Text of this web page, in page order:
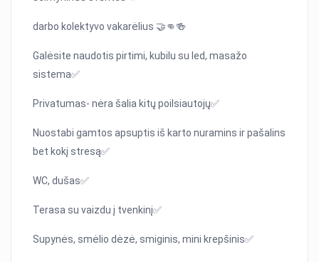
darbo kolektyvo vakarėlius 🤝👊🍻
Galėsite naudotis pirtimi, kubilu su led, masažo
sistema✅
Privatumas- nėra šalia kitų poilsiautojų✅
Nuostabi gamtos apsuptis iš karto nuramins ir pašalins
bet kokį stresą✅
WC, dušas✅
Terasa su vaizdu į tvenkinį✅
Supynės, smėlio dėzė, smiginis, mini krepšinis✅